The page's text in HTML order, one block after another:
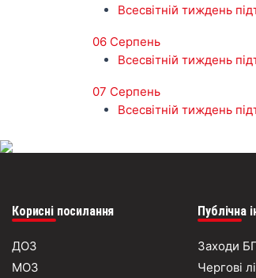
Всесвітній тиждень
06 Серпень
Всесвітній тиждень
07 Серпень
Всесвітній тиждень
Корисні посилання
ДОЗ
МОЗ
Публічна
Заходи
Чергові